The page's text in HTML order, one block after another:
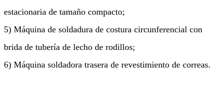
estacionaria de tamaño compacto;
5) Máquina de soldadura de costura circunferencial con
brida de tubería de lecho de rodillos;
6) Máquina soldadora trasera de revestimiento de correas.